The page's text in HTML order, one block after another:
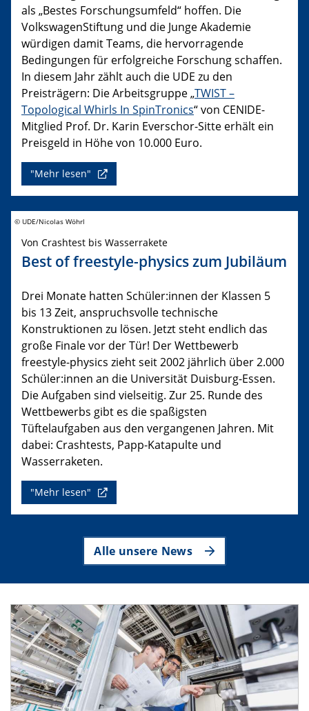
als „Bestes Forschungsumfeld“ hoffen. Die
VolkswagenStiftung und die Junge Akademie
würdigen damit Teams, die hervorragende
Bedingungen für erfolgreiche Forschung schaffen.
In diesem Jahr zählt auch die UDE zu den
Preisträgern: Die Arbeitsgruppe „TWIST –
Topological Whirls In SpinTronics“ von CENIDE-
Mitglied Prof. Dr. Karin Everschor-Sitte erhält ein
Preisgeld in Höhe von 10.000 Euro.
"Mehr lesen"
© UDE/Nicolas Wöhrl
Von Crashtest bis Wasserrakete
Best of freestyle-physics zum Jubiläum
Drei Monate hatten Schüler:innen der Klassen 5
bis 13 Zeit, anspruchsvolle technische
Konstruktionen zu lösen. Jetzt steht endlich das
große Finale vor der Tür! Der Wettbewerb
freestyle-physics zieht seit 2002 jährlich über 2.000
Schüler:innen an die Universität Duisburg-Essen.
Die Aufgaben sind vielseitig. Zur 25. Runde des
Wettbewerbs gibt es die spaßigsten
Tüftelaufgaben aus den vergangenen Jahren. Mit
dabei: Crashtests, Papp-Katapulte und
Wasserraketen.
"Mehr lesen"
Alle unsere News